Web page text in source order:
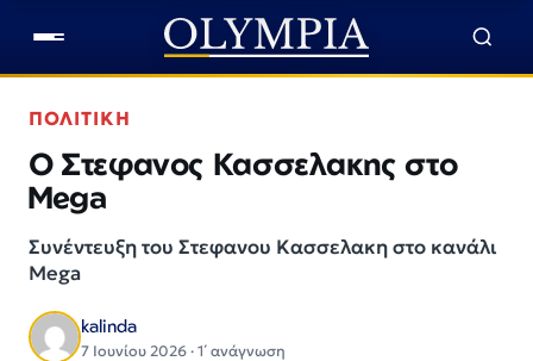
ΠΟΛΙΤΙΚΗ
Ο Στεφανος Κασσελακης στο
Mega
Συνέντευξη του Στεφανου Κασσελακη στο κανάλι
Mega
kalinda
7 Ιουνίου 2026 · 1΄ ανάγνωση